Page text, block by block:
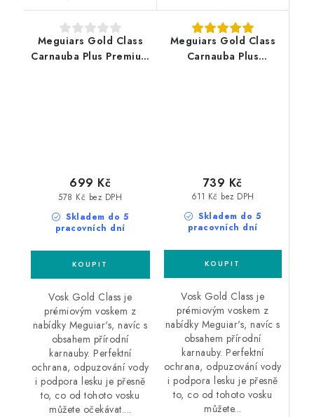
Meguiars Gold Class
Carnauba Plus Premium
Skladem do 5
pracovních dní
578 Kč bez DPH
699 Kč
Vosk Gold Class je
prémiovým voskem z
nabídky Meguiar's, navíc s
obsahem přírodní
karnauby. Perfektní
ochrana, odpuzování vody
i podpora lesku je přesně
to, co od tohoto vosku
můžete očekávat....
Meguiars Gold Class
Carnauba Plus
Skladem do 5
pracovních dní
611 Kč bez DPH
739 Kč
Vosk Gold Class je
prémiovým voskem z
nabídky Meguiar's, navíc s
obsahem přírodní
karnauby. Perfektní
ochrana, odpuzování vody
i podpora lesku je přesně
to, co od tohoto vosku
můžete...